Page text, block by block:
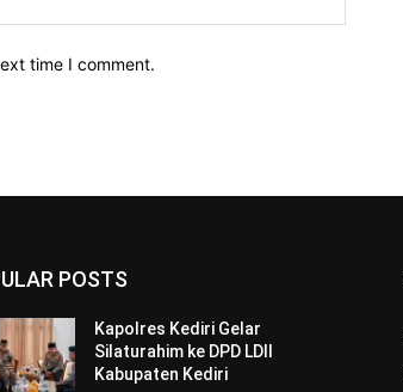
time I comment.
POSTS
Kapolres Kediri Gelar
Silaturahim ke DPD LDII
Kabupaten Kediri